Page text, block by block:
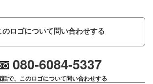
のロゴについて問い合わせする
080-6084-5337
話で、このロゴについて問い合わせする